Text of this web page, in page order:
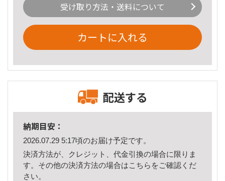
受け取り方法・送料について
カートに入れる
配送する
納期目安：
2026.07.29 5:17頃のお届け予定です。
決済方法が、クレジット、代金引換の場合に限りま
す。その他の決済方法の場合はこちら をご確認くだ
さい。